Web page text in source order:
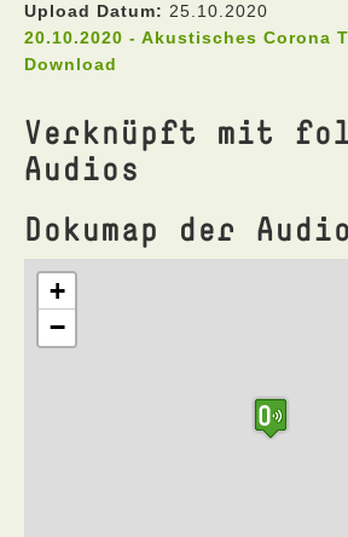
Upload Datum: 25.10.2020
20.10.2020 - Akustisches Corona
Download
Verknüpft mit
Audios
Dokumap der